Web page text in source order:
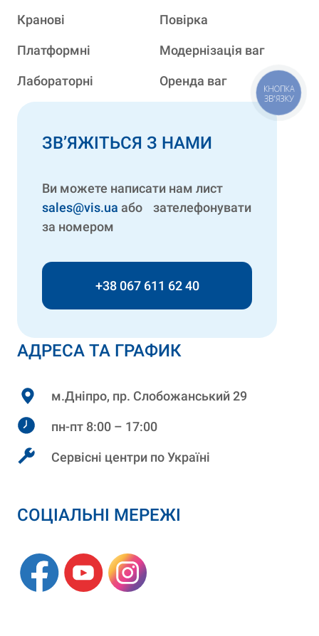
АДРЕСА ТА ГРАФИК
м.Дніпро, пр. Слобожанський 29
пн-пт 8:00 – 17:00
Сервісні центри по Україні
СОЦІАЛЬНІ МЕРЕЖІ
Кранові
Платформні
Лабораторні
Повірка
Модернізація ваг
Оренда ваг
ЗВ’ЯЖІТЬСЯ З НАМИ
Ви можете написати нам лист
sales@vis.ua або зателефонувати
за номером
+38 067 611 62 40
КНОПКА
ЗВ'ЯЗКУ